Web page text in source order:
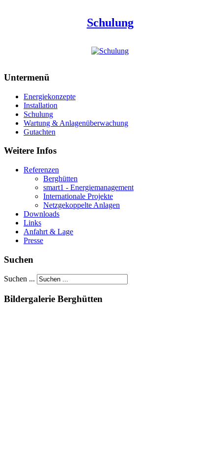
Schulung
Untermenü
Energiekonzepte
Installation
Schulung
Wartung & Anlagenüberwachung
Gutachten
Weitere Infos
Referenzen
Berghütten
smart1 - Energiemanagement
Internationale Projekte
Netzgekoppelte Anlagen
Downloads
Links
Anfahrt & Lage
Presse
Suchen
Suchen ...
Bildergalerie Berghütten